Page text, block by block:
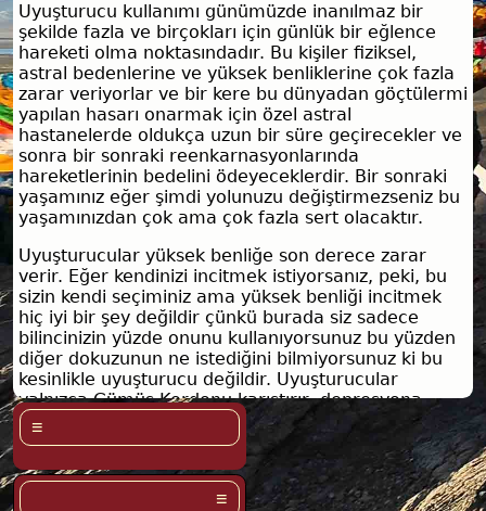
Uyuşturucu kullanımı günümüzde inanılmaz bir
şekilde fazla ve birçokları için günlük bir eğlence
hareketi olma noktasındadır. Bu kişiler fiziksel,
astral bedenlerine ve yüksek benliklerine çok fazla
zarar veriyorlar ve bir kere bu dünyadan göçtülermi
yapılan hasarı onarmak için özel astral
hastanelerde oldukça uzun bir süre geçirecekler ve
sonra bir sonraki reenkarnasyonlarında
hareketlerinin bedelini ödeyeceklerdir. Bir sonraki
yaşamınız eğer şimdi yolunuzu değiştirmezseniz bu
yaşamınızdan çok ama çok fazla sert olacaktır.
Uyuşturucular yüksek benliğe son derece zarar
verir. Eğer kendinizi incitmek istiyorsanız, peki, bu
sizin kendi seçiminiz ama yüksek benliği incitmek
hiç iyi bir şey değildir çünkü burada siz sadece
bilincinizin yüzde onunu kullanıyorsunuz bu yüzden
diğer dokuzunun ne istediğini bilmiyorsunuz ki bu
kesinlikle uyuşturucu değildir. Uyuşturucular
yalnızca Gümüş Kordonu karıştırır, depresyona
sürükler ve astral beden üzerinde kötü yaralar
bırakarak aurayı çarpıtır. Sahte duyular olan canlı
hislerin arayışı içinde olarak bedeninizi incitmenin
hiçbir anlamı yoktur.